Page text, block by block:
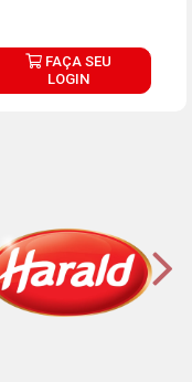
FAÇA SEU
LOGIN